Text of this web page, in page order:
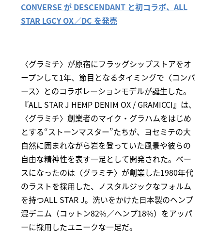
CONVERSE が DESCENDANT と初コラボ、ALL
STAR LGCY OX／DC を発売
〈グラミチ〉が原宿にフラッグシップストアをオ
ープンして1年、節目となるタイミングで〈コンバ
ース〉とのコラボレーションモデルが誕生した。
『ALL STAR J HEMP DENIM OX / GRAMICCI』は、
〈グラミチ〉創業者のマイク・グラハムをはじめ
とする“ストーンマスター”たちが、ヨセミテの大
自然に囲まれながら岩を登っていた風景や彼らの
自由な精神性を表す一足として開発された。ベー
スになったのは〈グラミチ〉が創業した1980年代
のラストを採用した、ノスタルジックなフォルム
を持つALL STAR J。洗いをかけた日本製のヘンプ
混デニム（コットン82%／ヘンプ18%）をアッパ
ーに採用したユニークな一足だ。